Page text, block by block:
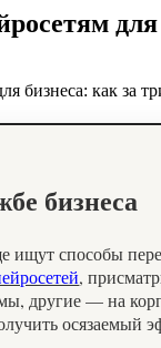
бизнеса
ищут способы
,
другие — на
осязаемый